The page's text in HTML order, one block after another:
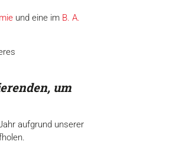
und eine im B. A.
um
aufgrund unserer